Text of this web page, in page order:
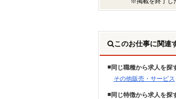
このお仕事に関連
同じ職種から求人を探
その他販売・サービス
同じ特徴から求人を探